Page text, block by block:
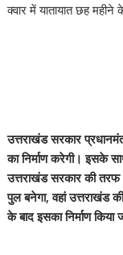
क्वार में यातायात छह महीने
उत्तराखंड सरकार
का निर्माण करेगी। इसके
उत्तराखंड सरकार की तरफ
पुल बनेगा, वहां उत्तराखंड
के बाद इसका निर्माण किया